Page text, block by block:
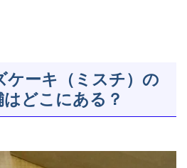
ケーキ（ミスチ）の
どこにある？